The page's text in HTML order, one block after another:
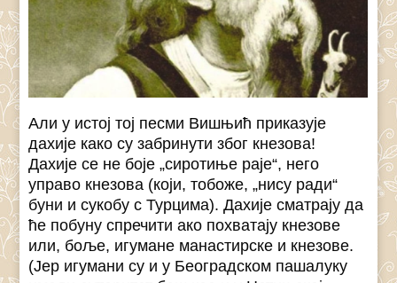
Али у истој тој песми Вишњић приказује
дахије како су забринути због кнезова!
Дахије се не боје „сиротиње раје“, него
управо кнезова (који, тобоже, „нису ради“
буни и сукобу с Турцима). Дахије сматрају да
ће побуну спречити ако похватају кнезове
или, боље, игумане манастирске и кнезове.
(Јер игумани су и у Београдском пашалуку